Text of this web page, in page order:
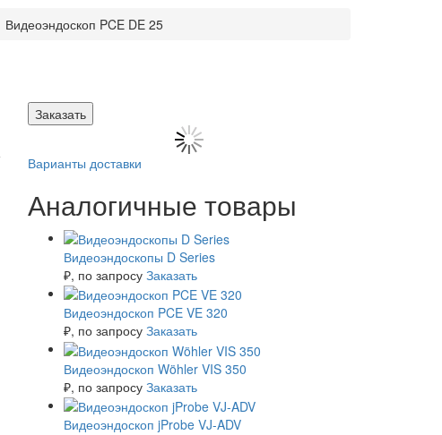
Видеоэндоскоп PCE DE 25
Заказать
Варианты доставки
Аналогичные товары
Видеоэндоскопы D Series
₽, по запросу Заказать
Видеоэндоскоп PCE VE 320
₽, по запросу Заказать
Видеоэндоскоп Wöhler VIS 350
₽, по запросу Заказать
Видеоэндоскоп jProbe VJ-ADV